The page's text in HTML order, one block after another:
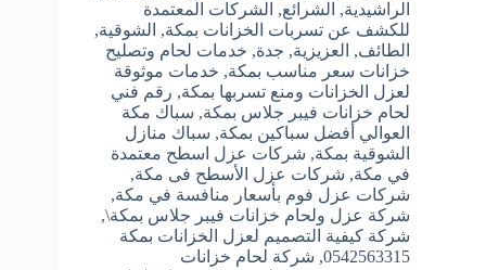
الراشيدية, الشرائع, الشركات المعتمدة
للكشف عن تسربات الخزانات بمكة, الشوقية,
الطائف, العزيزية, جدة, خدمات لحام وتصليح
خزانات سعر مناسب بمكة, خدمات موثوقة
لعزل الخزانات ومنع تسربها بمكة, رقم فني
لحام خزانات فيبر جلاس بمكة, سباك مكة
العوالي أفضل سباكين بمكة, سباك منازل
الشوقية بمكة, شركات عزل اسطح معتمدة
في مكة, شركات عزل الأسطح فى مكة,
شركات عزل فوم بأسعار منافسة في مكة,
شركة عزل ولحام خزانات فيبر جلاس بمكة\,
شركة كيفية التصميم لعزل الخزانات بمكة
0542563315
, شركة لحام خزانات